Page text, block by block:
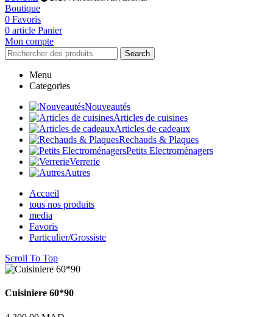
Boutique
0 Favoris
0 article Panier
Mon compte
Search
Menu
Categories
Nouveautés
Articles de cuisines
Articles de cadeaux
Rechauds & Plaques
Petits Electroménagers
Verrerie
Autres
Accueil
tous nos produits
media
Favoris
Particulier/Grossiste
Scroll To Top
Cuisiniere 60*90